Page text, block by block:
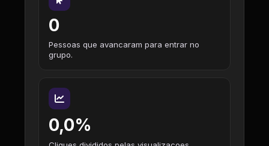
0
Pessoas que avancaram para entrar no
grupo.
0,0%